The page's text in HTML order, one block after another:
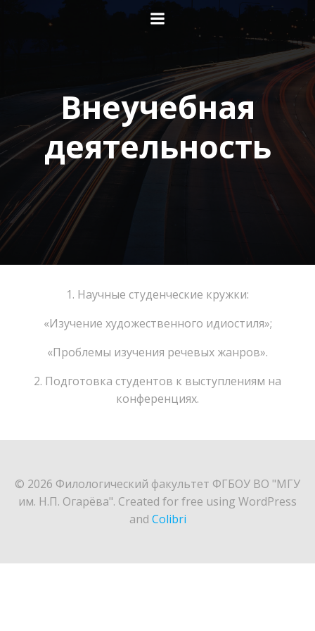
Перейти
к
содержимому
Внеучебная
деятельность
1. Научные студенческие кружки:
«Изучение художественного идиостиля»;
«Проблемы изучения речевых жанров».
2. Подготовка студентов к выступлениям на
конференциях.
© 2026 Филологический факультет ФГБОУ ВО "МГУ
им. Н.П. Огарёва". Created for free using WordPress
and Colibri